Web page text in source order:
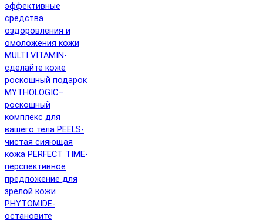
эффективные
средства
оздоровления и
омоложения кожи
MULTI VITAMIN-
сделайте коже
роскошный подарок
MYTHOLOGIC–
роскошный
комплекс для
вашего тела PEELS-
чистая сияющая
кожа PERFECT TIME-
перспективное
предложение для
зрелой кожи
PHYTOMIDE-
остановите